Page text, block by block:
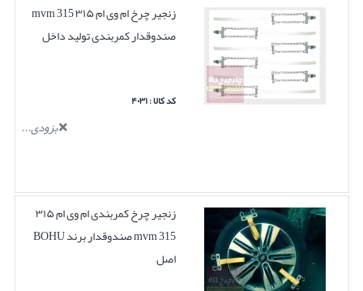
زنجیر چرخ ام وی ام ۳۱۵ mvm 315
صندوقدار کمربندی تولید داخل
کد کالا : ۴۰۳۱
بزودی...
زنجیر چرخ کمربندی ام وی ام ۳۱۵
mvm 315 صندوقدار برند BOHU
اصل